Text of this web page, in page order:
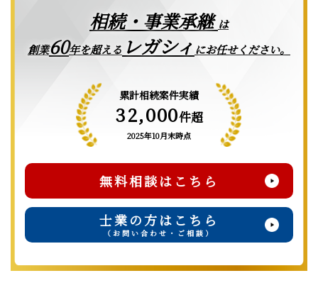
相続・事業承継は
創業60年を超える レガシィ にお任せください。
累計相続案件実績
32,000件超
2025年10月末時点
無料相談はこちら
士業の方はこちら
（お問い合わせ・ご相談）